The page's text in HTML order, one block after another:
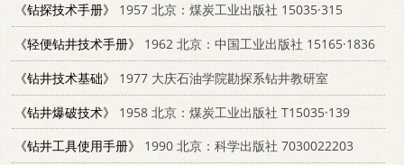
《钻探技术手册》
1957 北京：煤炭工业出版社 15035·315
《轻便钻井技术手册》
1962 北京：中国工业出版社 15165·1836
《钻井技术基础》
1977 大庆石油学院勘探系钻井教研室
《钻井爆破技术》
1958 北京：煤炭工业出版社 T15035·139
《钻井工具使用手册》
1990 北京：科学出版社 7030022203